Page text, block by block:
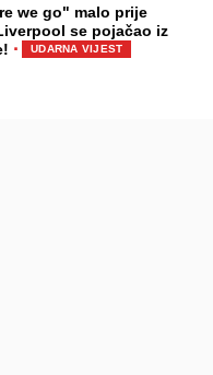
we go" malo prije
se pojačao iz
· UDARNA VIJEST